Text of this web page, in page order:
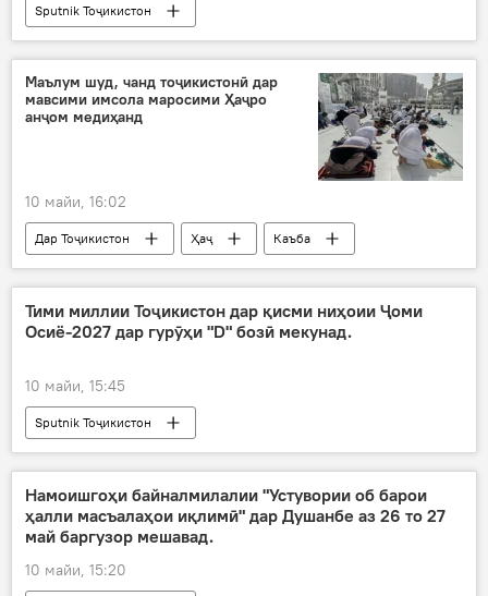
Sputnik Тоҷикистон
Маълум шуд, чанд тоҷикистонӣ дар
мавсими имсола маросими Ҳаҷро
анҷом медиҳанд
10 майи, 16:02
Дар Тоҷикистон Ҳаҷ
Каъба
ҳоҷӣ
Арабистони Саудӣ
Тими миллии Тоҷикистон дар қисми ниҳоии Ҷоми
Осиё-2027 дар гурӯҳи "D" бозӣ мекунад.
10 майи, 15:45
Sputnik Тоҷикистон
Намоишгоҳи байналмилалии "Устувории об барои
ҳалли масъалаҳои иқлимӣ" дар Душанбе аз 26 то 27
май баргузор мешавад.
10 майи, 15:20